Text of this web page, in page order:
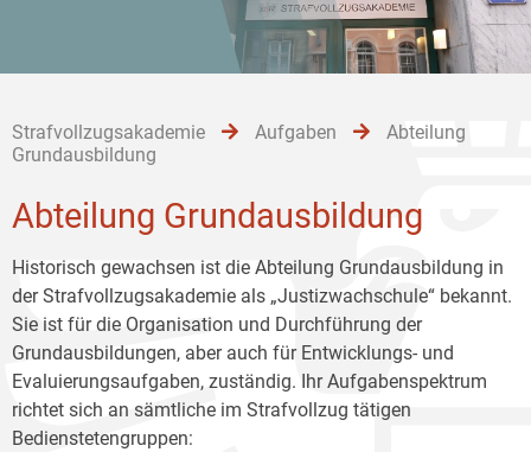
Strafvollzugsakademie Aufgaben
Abteilung
Grundausbildung
Abteilung Grundausbildung
Historisch gewachsen ist die Abteilung Grundausbildung in
der Strafvollzugsakademie als „Justizwachschule“ bekannt.
Sie ist für die Organisation und Durchführung der
Grundausbildungen, aber auch für Entwicklungs- und
Evaluierungsaufgaben, zuständig. Ihr Aufgabenspektrum
richtet sich an sämtliche im Strafvollzug tätigen
Bedienstetengruppen: